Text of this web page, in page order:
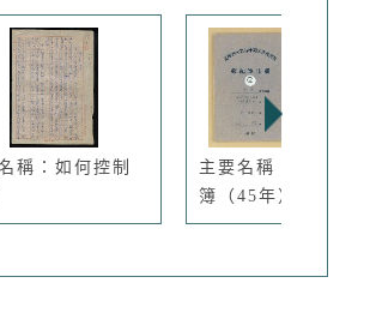
稱：如何控制
主要名稱：新生筆記
簿（45年）